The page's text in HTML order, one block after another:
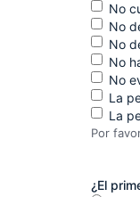
No
No
No
No
No
La
La
Por
¿El